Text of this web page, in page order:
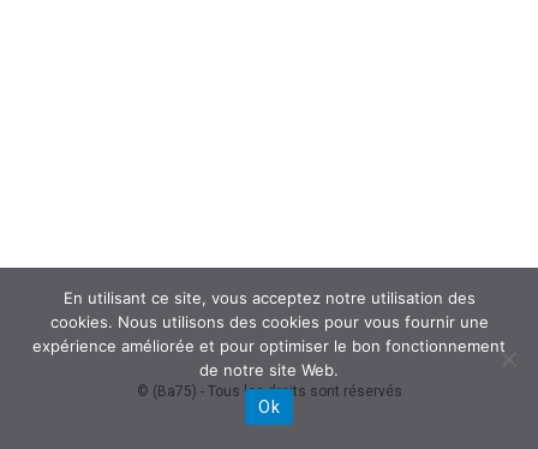
© (Ba75) - Tous les droits sont réservés
En utilisant ce site, vous acceptez notre utilisation des
cookies. Nous utilisons des cookies pour vous fournir une
expérience améliorée et pour optimiser le bon fonctionnement
de notre site Web.
Ok